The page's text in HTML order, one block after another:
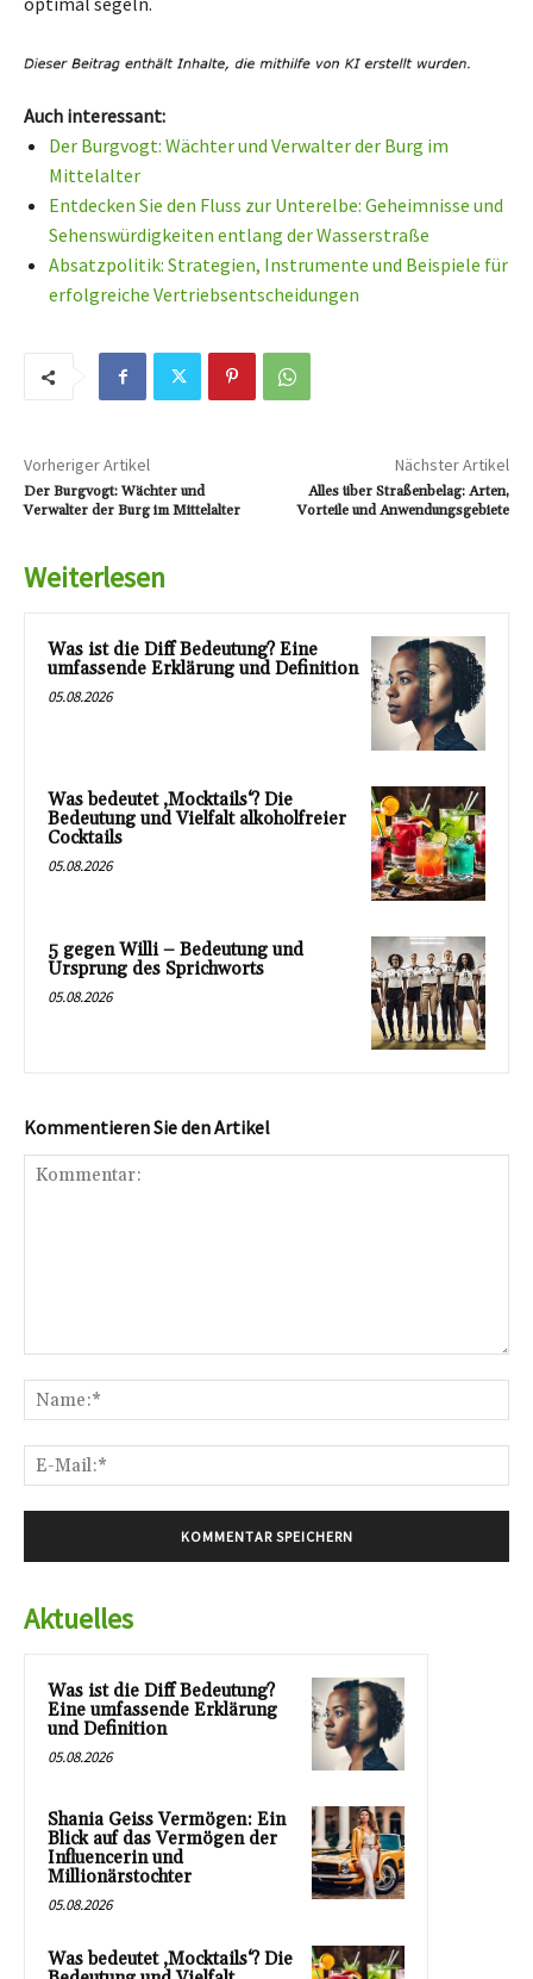
Auch interessant:
Der Burgvogt: Wächter und Verwalter der Burg im
Mittelalter
Entdecken Sie den Fluss zur Unterelbe: Geheimnisse und
Sehenswürdigkeiten entlang der Wasserstraße
Absatzpolitik: Strategien, Instrumente und Beispiele für
erfolgreiche Vertriebsentscheidungen
Vorheriger Artikel
Der Burgvogt: Wächter und
Verwalter der Burg im Mittelalter
Nächster Artikel
Alles über Straßenbelag: Arten,
Vorteile und Anwendungsgebiete
Weiterlesen
Was ist die Diff Bedeutung? Eine
umfassende Erklärung und Definition
05.08.2026
Was bedeutet ‚Mocktails‘? Die
Bedeutung und Vielfalt alkoholfreier
Cocktails
05.08.2026
5 gegen Willi – Bedeutung und
Ursprung des Sprichworts
05.08.2026
Kommentieren Sie den Artikel
Aktuelles
Was ist die Diff Bedeutung?
Eine umfassende Erklärung
und Definition
05.08.2026
Shania Geiss Vermögen: Ein
Blick auf das Vermögen der
Influencerin und
Millionärstochter
05.08.2026
Was bedeutet ‚Mocktails‘? Die